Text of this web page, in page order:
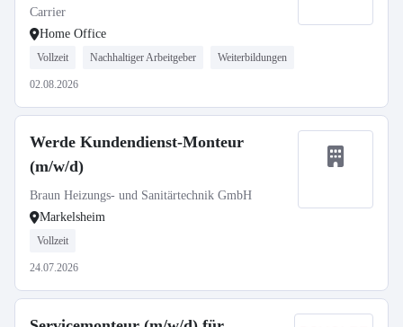
Carrier
Home Office
Vollzeit Nachhaltiger Arbeitgeber Weiterbildungen
02.08.2026
Werde Kundendienst-Monteur
(m/w/d)
Braun Heizungs- und Sanitärtechnik GmbH
Markelsheim
Vollzeit
24.07.2026